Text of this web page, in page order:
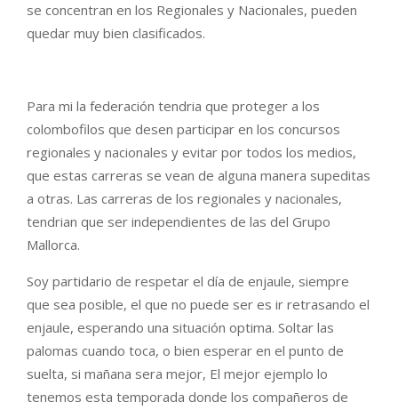
se concentran en los Regionales y Nacionales, pueden
quedar muy bien clasificados.
Para mi la federación tendria que proteger a los
colombofilos que desen participar en los concursos
regionales y nacionales y evitar por todos los medios,
que estas carreras se vean de alguna manera supeditas
a otras. Las carreras de los regionales y nacionales,
tendrian que ser independientes de las del Grupo
Mallorca.
Soy partidario de respetar el día de enjaule, siempre
que sea posible, el que no puede ser es ir retrasando el
enjaule, esperando una situación optima. Soltar las
palomas cuando toca, o bien esperar en el punto de
suelta, si mañana sera mejor, El mejor ejemplo lo
tenemos esta temporada donde los compañeros de